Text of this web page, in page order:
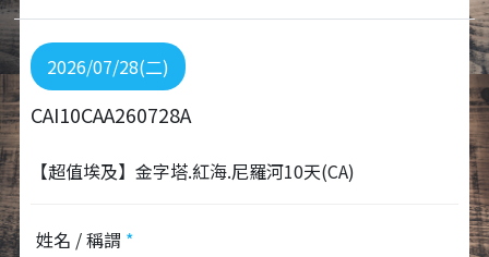
2026/07/28(二)
CAI10CAA260728A
【超值埃及】金字塔.紅海.尼羅河10天(CA)
姓名 / 稱謂 *